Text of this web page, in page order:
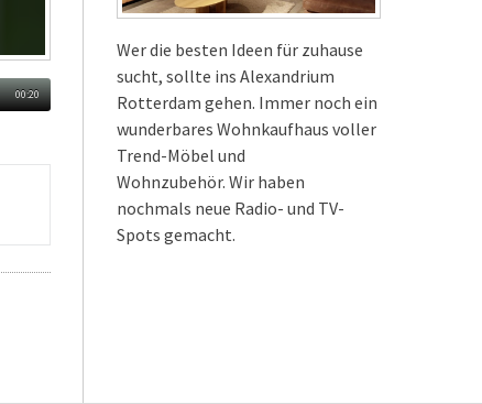
00:20
Wer die besten Ideen für zuhause
sucht, sollte ins Alexandrium
Rotterdam gehen. Immer noch ein
wunderbares Wohnkaufhaus voller
Trend-Möbel und
Wohnzubehör. Wir haben
nochmals neue Radio- und TV-
Spots gemacht.